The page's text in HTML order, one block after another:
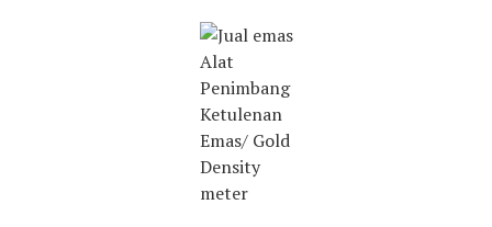
Alat
Penimbang
Ketulenan
Emas/ Gold
Density
meter